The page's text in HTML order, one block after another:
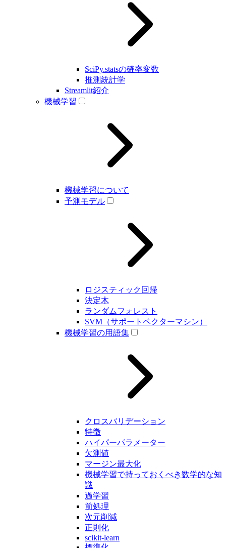
SciPy.statsの確率変数
推測統計学
Streamlit紹介
機械学習
機械学習について
予測モデル
ロジスティック回帰
決定木
ランダムフォレスト
SVM（サポートベクターマシン）
機械学習の用語集
クロスバリデーション
特徴
ハイパーパラメーター
欠測値
マージン最大化
機械学習で持っておくべき数学的な知
識
過学習
前処理
次元削減
正則化
scikit-learn